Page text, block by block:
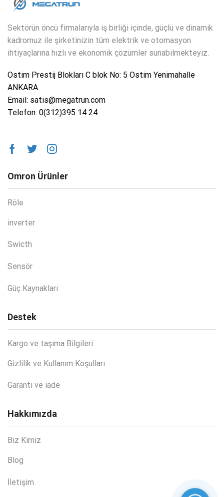
Sektörün öncü firmalarıyla iş birliği içinde, güçlü ve dinamik
kadromuz ile şirketinizin tüm elektrik ve otomasyon
ihtiyaçlarına hızlı ve ekonomik çözümler sunabilmekteyiz.
Ostim Prestij Blokları C blok No: 5 Ostim Yenimahalle
ANKARA
Email: satis@megatrun.com
Telefon: 0(312)395 14 24
Omron Ürünler
Röle
inverter
Swicth
Sensör
Güç Kaynakları
Destek
Kargo ve taşıma Bilgileri
Gizlilik ve Kullanım Koşulları
Garanti ve iade
Hakkımızda
Biz Kimiz
Blog
İletişim